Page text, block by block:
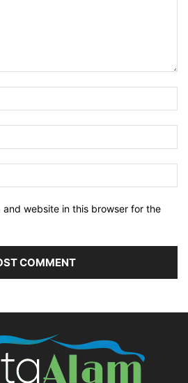
and website in this browser for the